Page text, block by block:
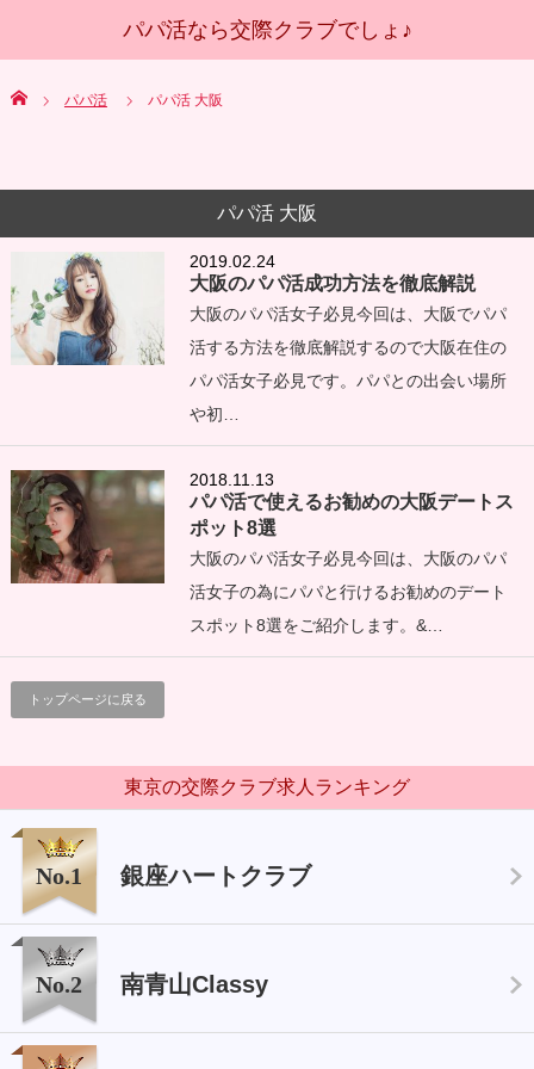
Home パパ活 パパ活 大阪
パパ活 大阪
2019.02.24
大阪のパパ活成功方法を徹底解説
大阪のパパ活女子必見今回は、大阪でパパ
活する方法を徹底解説するので大阪在住の
パパ活女子必見です。パパとの出会い場所
や初…
2018.11.13
パパ活で使えるお勧めの大阪デートス
ポット8選
大阪のパパ活女子必見今回は、大阪のパパ
活女子の為にパパと行けるお勧めのデート
スポット8選をご紹介します。&…
トップページに戻る
東京の交際クラブ求人ランキング
No.1 銀座ハートクラブ
No.2 南青山Classy